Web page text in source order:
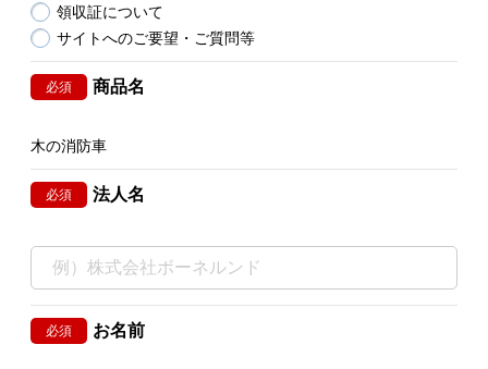
領収証について
サイトへのご要望・ご質問等
必須 商品名
木の消防車
必須 法人名
必須 お名前